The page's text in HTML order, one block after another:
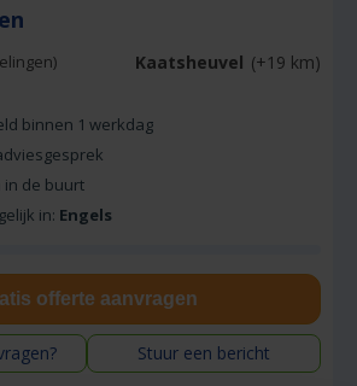
Kaatsheuvel (+19 km)
binnen 1 werkdag
in de buurt
in: Engels
offerte aanvragen
Stuur een bericht